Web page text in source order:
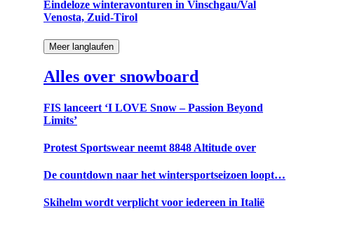
Eindeloze winteravonturen in Vinschgau/Val
Venosta, Zuid-Tirol
Meer langlaufen
Alles over snowboard
FIS lanceert ‘I LOVE Snow – Passion Beyond
Limits’
Protest Sportswear neemt 8848 Altitude over
De countdown naar het wintersportseizoen loopt…
Skihelm wordt verplicht voor iedereen in Italië